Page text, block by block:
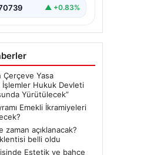
▲ +0.83%
Çerçeve Yasa
İşlemler Hukuk Devleti
Yürütülecek”
Emekli İkramiyeleri
zaman açıklanacak?
belli oldu
Estetik ve bahçe